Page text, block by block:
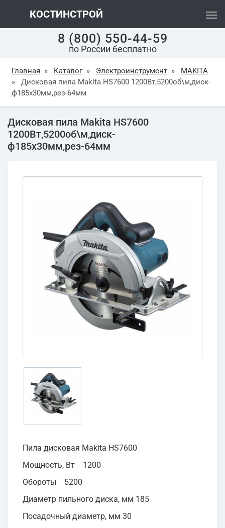
КОСТИНСТРОЙ
8 (800) 550-44-59
по России бесплатно
Главная » Каталог » Электроинструмент »
MAKITA
»
Дисковая пила Makita HS7600 1200Вт,5200об\м,диск-
ф185х30мм,рез-64мм
Дисковая пила Makita HS7600
1200Вт,5200об\м,диск-
ф185х30мм,рез-64мм
Пила дисковая Makita HS7600
Мощность, Вт 1200
Обороты 5200
Диаметр пильного диска, мм 185
Посадочный диаметр, мм 30